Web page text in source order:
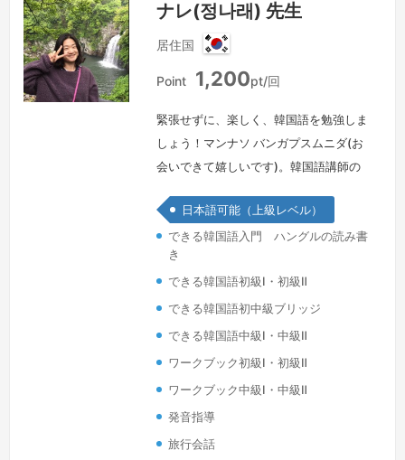
ナレ(정나래) 先生
居住国
韓
国
Point 1,200pt/回
緊張せずに、楽しく、韓国語を勉強しま
しょう！マンナソ バンガプスムニダ(お
会いできて嬉しいです)。韓国語講師の
とを振り返ってみると、とても楽しかっ
た記憶ばかりです。なぜかというと、そ
こにはいつも友達がいたからです。間違
えても大丈夫、間違えたからこそ勉強に
なる。そのような気持ちで勉強をしてき
て、今は日韓翻訳者になりました。今回
は私があなたの友達になります。一緒
日本語可能（上級レベル）
できる韓国語入門 ハングルの読み書
き
できる韓国語初級Ⅰ・初級Ⅱ
できる韓国語初中級ブリッジ
できる韓国語中級Ⅰ・中級Ⅱ
ワークブック初級Ⅰ・初級Ⅱ
ワークブック中級Ⅰ・中級Ⅱ
発音指導
旅行会話